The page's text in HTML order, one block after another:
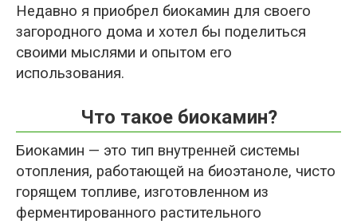
Недавно я приобрел биокамин для своего
загородного дома и хотел бы поделиться
своими мыслями и опытом его
использования.
Что такое биокамин?
Биокамин — это тип внутренней системы
отопления, работающей на биоэтаноле, чисто
горящем топливе, изготовленном из
ферментированного растительного